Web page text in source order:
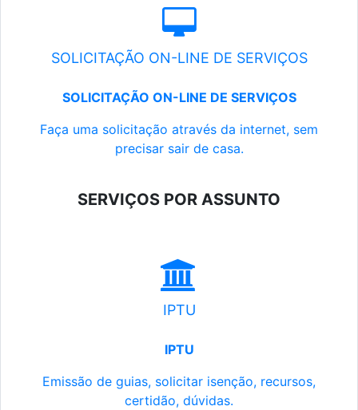
SOLICITAÇÃO ON-LINE DE SERVIÇOS
SOLICITAÇÃO ON-LINE DE SERVIÇOS
Faça uma solicitação através da internet, sem
precisar sair de casa.
SERVIÇOS POR ASSUNTO
IPTU
IPTU
Emissão de guias, solicitar isenção, recursos,
certidão, dúvidas.